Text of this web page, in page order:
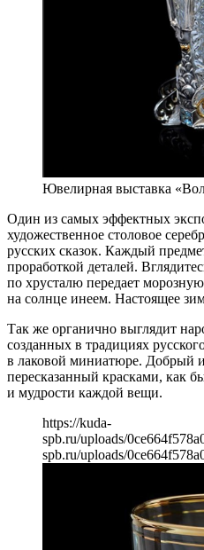
Ювелирная выставка
Один из самых эффектных
художественное столовое
русских сказок. Каждый
проработкой деталей.
по хрусталю передает
на солнце инеем. Настоящее
Так же органично выглядит
созданных в традициях
в лаковой миниатюре. Добрый
пересказанный красками, как
и мудрости каждой вещи.
https://kuda-
spb.ru/uploads/
spb.ru/uploads/